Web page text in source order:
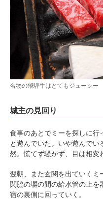
名物の飛騨牛はとてもジューシー
城主の見回り
食事のあとでミーを探しに行
と遊んでいた。いや遊んで
然。慌てず騒がず、目は相変
翌朝、また玄関を出ていく
関脇の塀の間の給水管の上を
宿の裏側に回っていく。